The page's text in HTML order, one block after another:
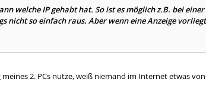
welche IP gehabt hat. So ist es möglich z.B. bei einer
nicht so einfach raus. Aber wenn eine Anzeige
2. PCs nutze, weiß niemand im Internet etwas von